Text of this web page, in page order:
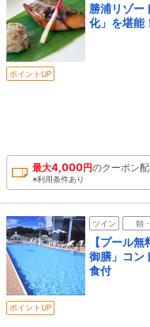
勝浦リゾ
化」を堪能
ポイントUP
最大4,000円のクーポン
※利用条件あり
ツイン 朝
【プール
御膳」コン
食付
ポイントUP